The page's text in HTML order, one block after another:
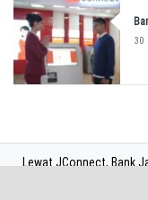
30
Lewat JConnect, Bank